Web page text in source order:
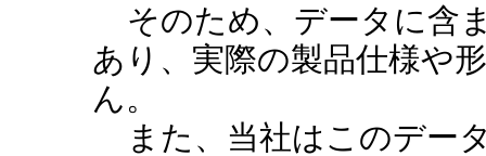
そのため、データに含
あり、実際の製品仕様や
ん。
また、当社はこのデー